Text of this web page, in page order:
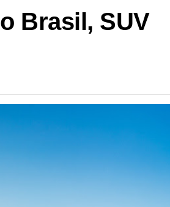
Brasil, SUV